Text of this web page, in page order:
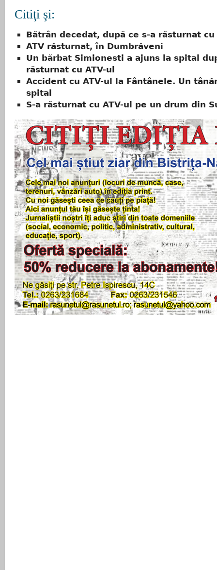
Citiţi şi:
Bătrân decedat, după ce s-a răsturnat cu
ATV răsturnat, în Dumbrăveni
Un bărbat Simionesti a ajuns la spital
răsturnat cu ATV-ul
Accident cu ATV-ul la Fântânele. Un
spital
S-a răsturnat cu ATV-ul pe un drum din